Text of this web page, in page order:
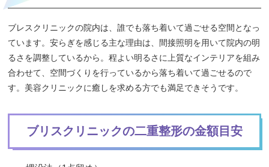
ブレスクリニックの院内は、誰でも落ち着いて過ごせる空間となっ
ています。安らぎを感じる主な理由は、間接照明を用いて院内の明
るさを調整しているから。程よい明るさに上質なインテリアを組み
合わせて、空間づくりを行っているから落ち着いて過ごせるので
す。美容クリニックに癒しを求める方でも満足できそうです。
ブリスクリニックの二重整形の金額目安